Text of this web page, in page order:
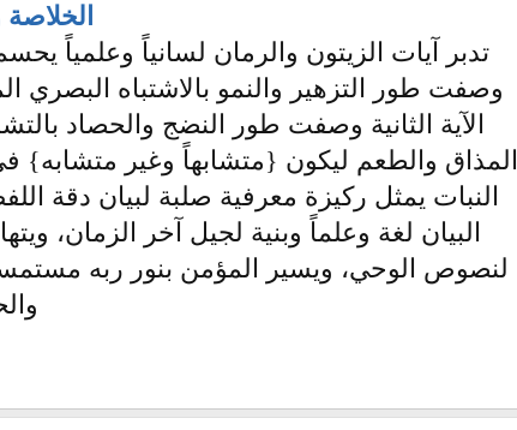
تدبر آيات الزيتون والرمان لسانياً وعلمياً
وصفت طور التزهير والنمو بالاشتباه البصري
الآية الثانية وصفت طور النضج والحصاد
المذاق والطعم ليكون {متشابهاً وغير متشابه}
النبات يمثل ركيزة معرفية صلبة لبيان دقة
البيان لغة وعلماً وبنية لجيل آخر الزمان،
لنصوص الوحي، ويسير المؤمن بنور ربه